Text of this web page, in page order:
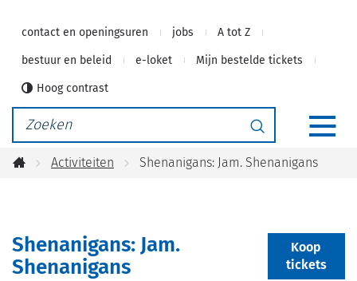
contact en openingsuren jobs A tot Z
bestuur en beleid e-loket Mijn bestelde tickets
Hoog contrast
Waarmee
kunnen
jou
Zoeken
Activiteiten Shenanigans: Jam. Shenanigans
Shenanigans: Jam.
Shenanigans
Koop
tickets